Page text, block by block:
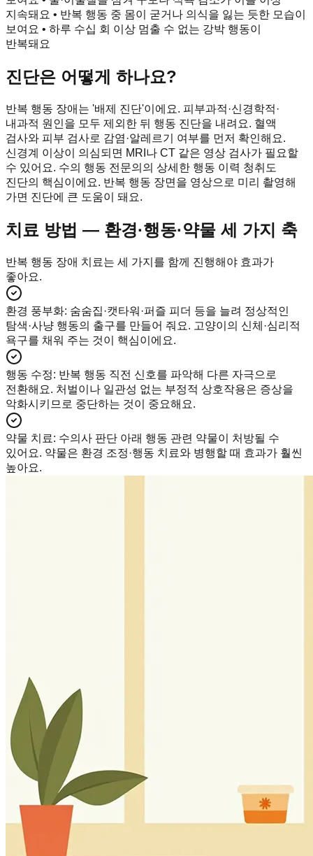
지속돼요 • 반복 행동 중 몸이 굳거나 의식을 잃는 듯한 모습이
보여요 • 하루 수십 회 이상 멈출 수 없는 강박 행동이
반복돼요
진단은 어떻게 하나요?
반복 행동 장애는 '배제 진단'이에요. 피부과적·신경학적·
내과적 원인을 모두 제외한 뒤 행동 진단을 내려요. 혈액
검사와 피부 검사로 감염·알레르기 여부를 먼저 확인해요.
신경계 이상이 의심되면 MRI나 CT 같은 영상 검사가 필요할
수 있어요. 수의 행동 전문의의 상세한 행동 이력 청취도
진단의 핵심이에요. 반복 행동 장면을 영상으로 미리 촬영해
가면 진단에 큰 도움이 돼요.
치료 방법 — 환경·행동·약물 세 가지 축
반복 행동 장애 치료는 세 가지를 함께 진행해야 효과가
좋아요.
환경 풍부화: 숨숨집·캣타워·퍼즐 피더 등을 늘려 정상적인
탐색·사냥 행동의 출구를 만들어 줘요. 고양이의 신체·심리적
욕구를 채워 주는 것이 핵심이에요.
행동 수정: 반복 행동 직전 신호를 파악해 다른 자극으로
전환해요. 처벌이나 일관성 없는 부정적 상호작용은 증상을
악화시키므로 중단하는 것이 중요해요.
약물 치료: 수의사 판단 아래 행동 관련 약물이 처방될 수
있어요. 약물은 환경 조정·행동 치료와 병행할 때 효과가 훨씬
높아요.